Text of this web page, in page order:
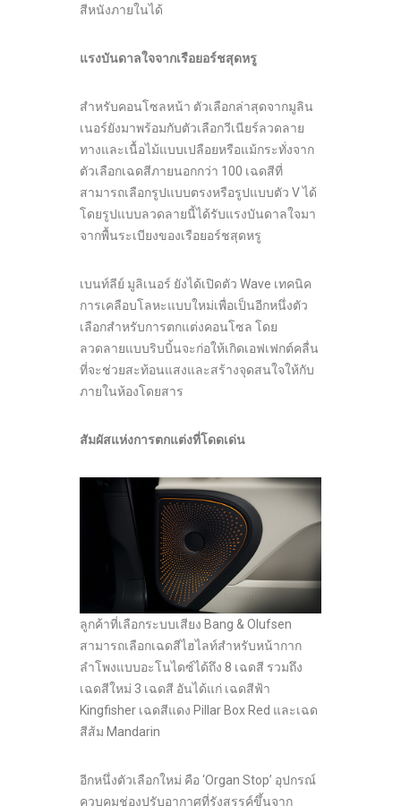
สีหนังภายในได้
แรงบันดาลใจจากเรือยอร์ชสุดหรู
สำหรับคอนโซลหน้า ตัวเลือกล่าสุดจากมูลิน
เนอร์ยังมาพร้อมกับตัวเลือกวีเนียร์ลวดลาย
ทางและเนื้อไม้แบบเปลือยหรือแม้กระทั่งจาก
ตัวเลือกเฉดสีภายนอกกว่า 100 เฉดสีที่
สามารถเลือกรูปแบบตรงหรือรูปแบบตัว V ได้
โดยรูปแบบลวดลายนี้ได้รับแรงบันดาลใจมา
จากพื้นระเบียงของเรือยอร์ชสุดหรู
เบนท์ลีย์ มูลิเนอร์ ยังได้เปิดตัว Wave เทคนิค
การเคลือบโลหะแบบใหม่เพื่อเป็นอีกหนึ่งตัว
เลือกสำหรับการตกแต่งคอนโซล โดย
ลวดลายแบบริบบิ้นจะก่อให้เกิดเอฟเฟกต์คลื่น
ที่จะช่วยสะท้อนแสงและสร้างจุดสนใจให้กับ
ภายในห้องโดยสาร
สัมผัสแห่งการตกแต่งที่โดดเด่น
ลูกค้าที่เลือกระบบเสียง Bang & Olufsen
สามารถเลือกเฉดสีไฮไลท์สำหรับหน้ากาก
ลำโพงแบบอะโนไดซ์ได้ถึง 8 เฉดสี รวมถึง
เฉดสีใหม่ 3 เฉดสี อันได้แก่ เฉดสีฟ้า
Kingfisher เฉดสีแดง Pillar Box Red และเฉด
สีส้ม Mandarin
อีกหนึ่งตัวเลือกใหม่ คือ ‘Organ Stop’ อุปกรณ์
ควบคุมช่องปรับอากาศที่รังสรรค์ขึ้นจาก